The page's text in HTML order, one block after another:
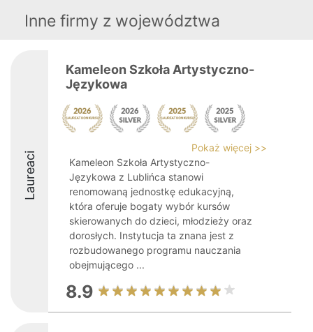
Inne firmy z województwa
Laureaci
Kameleon Szkoła Artystyczno-
Językowa
Pokaż więcej >>
Kameleon Szkoła Artystyczno-
Językowa z Lublińca stanowi
renomowaną jednostkę edukacyjną,
która oferuje bogaty wybór kursów
skierowanych do dzieci, młodzieży oraz
dorosłych. Instytucja ta znana jest z
rozbudowanego programu nauczania
obejmującego ...
8.9